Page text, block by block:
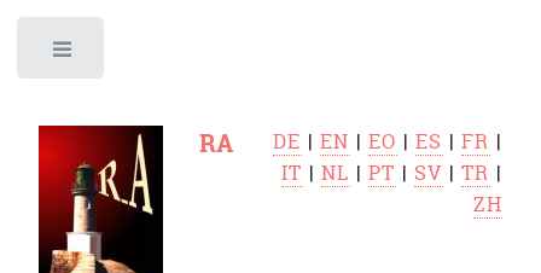
RA DE |EN |EO |ES |FR |
IT |NL |PT | SV |TR |
ZH